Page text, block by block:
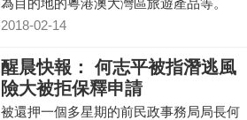
為目的地的粵港澳大灣區旅遊產品等。
2018-02-14
醒晨快報： 何志平被指潛逃風
險大被拒保釋申請
被還押一個多星期的前民政事務局局長何